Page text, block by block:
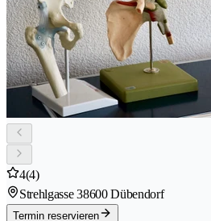
4(4)
Strehlgasse 38600 Dübendorf
Termin reservieren